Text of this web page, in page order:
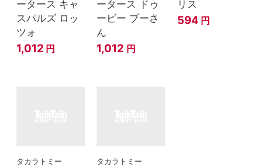
ータース キャ
スパルズ ロッ
ツォ
1,012 円
ータース ドゥ
ービー プーさ
ん
1,012 円
リス
594 円
タカラトミー タカラトミー